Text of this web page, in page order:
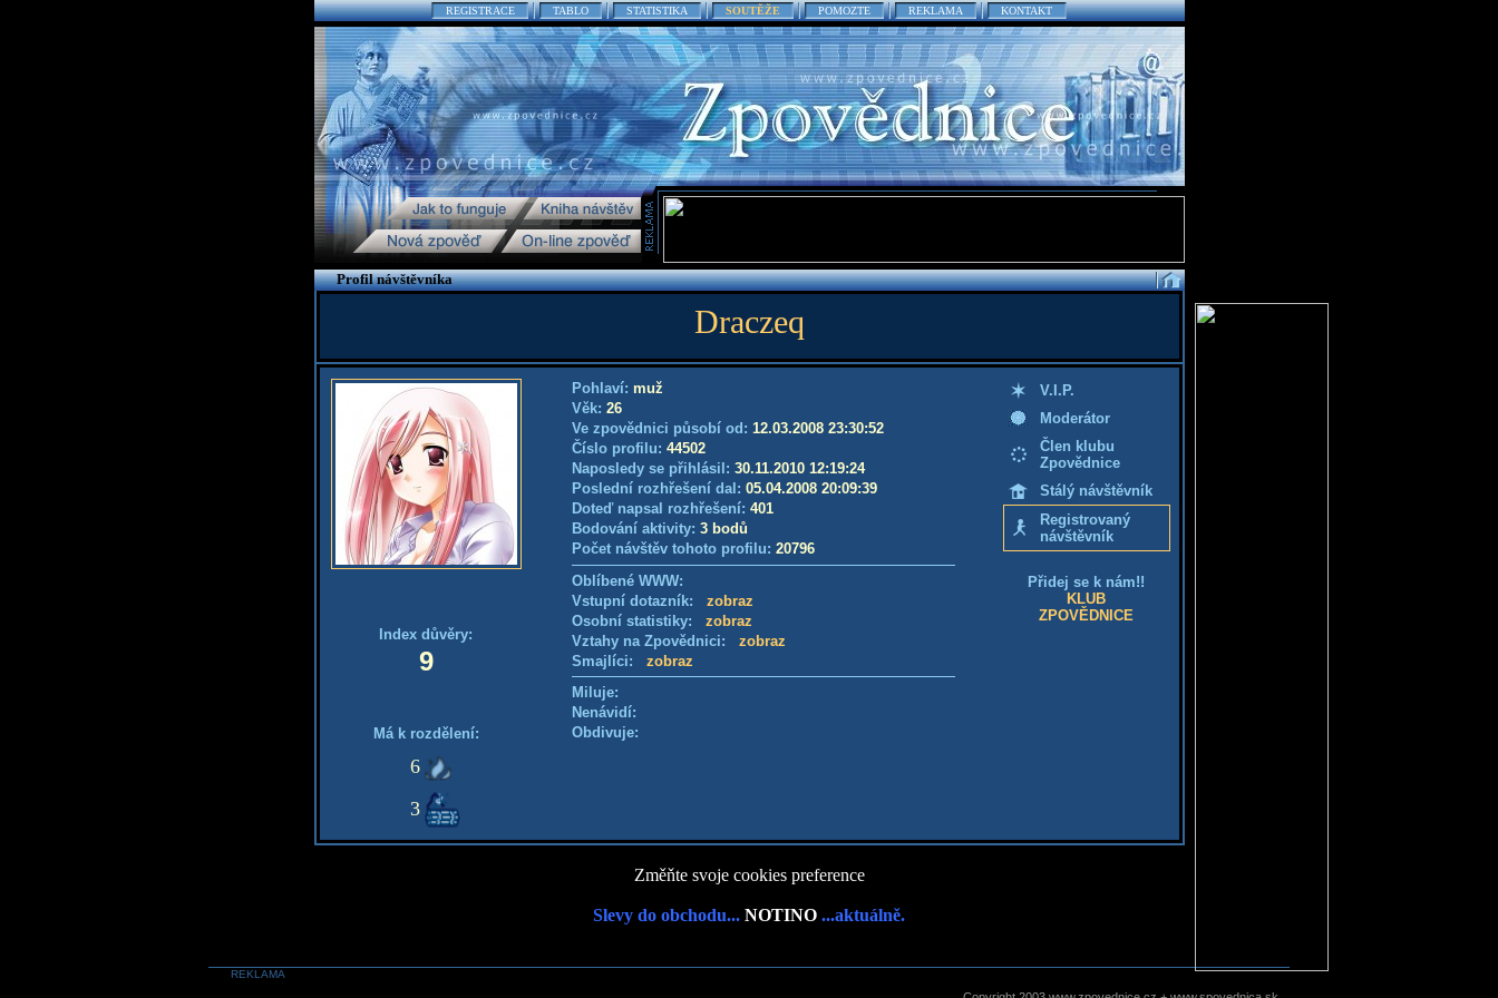
REGISTRACE TABLO STATISTIKA SOUTĚŽE POMOZTE REKLAMA KONTAKT
Profil návštěvníka
Draczeq
Index důvěry:
9
Má k rozdělení:
6
3
Pohlaví: muž
Věk: 26
Ve zpovědnici působí od: 12.03.2008 23:30:52
Číslo profilu: 44502
Naposledy se přihlásil: 30.11.2010 12:19:24
Poslední rozhřešení dal: 05.04.2008 20:09:39
Doteď napsal rozhřešení: 401
Bodování aktivity: 3 bodů
Počet návštěv tohoto profilu: 20796
Oblíbené WWW:
Vstupní dotazník: zobraz
Osobní statistiky: zobraz
Vztahy na Zpovědnici: zobraz
Smajlíci: zobraz
Miluje:
Nenávidí:
Obdivuje:
V.I.P.
Moderátor
Člen klubu
Zpovědnice
Stálý návštěvník
Registrovaný
návštěvník
Přidej se k nám!!
KLUB
ZPOVĚDNICE
Změňte svoje cookies preference
Slevy do obchodu... NOTINO ...aktuálně.
REKLAMA